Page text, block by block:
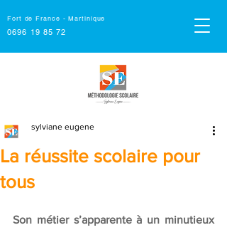
Fort de France - Martinique
0696 19 85 72
La réussite scolaire pour
tous
sylviane eugene
Son métier s’apparente à un minutieux